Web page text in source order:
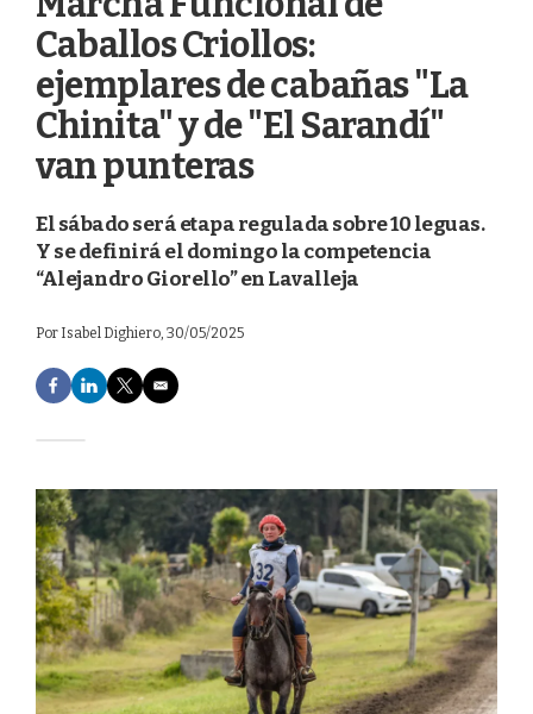
Caballos Criollos:
ejemplares de cabañas "La
Chinita" y de "El Sarandí"
van punteras
El sábado será etapa regulada sobre 10 leguas.
Y se definirá el domingo la competencia
“Alejandro Giorello” en Lavalleja
Por Isabel Dighiero, 30/05/2025
F
a
e
o
o
k
L
i
d
I
n
T
w
e
r
E
m